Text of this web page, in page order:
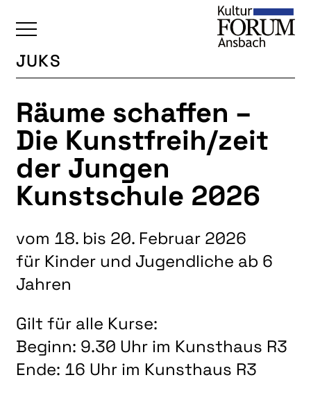
ÜBERSICHT
KALENDER
UNSERE BEREICHE
BAUKULTUR
BILDENDE KUNST
INTERKULTUR
JUNGE KUNSTSCHULE
KUNSTREISEN
LITERATUR
MUSIK
NATUR & STRUKTUR
JUKS
Räume schaffen –
Die Kunstfreih/zeit
der Jungen
Kunstschule 2026
vom 18. bis 20. Februar 2026
für Kinder und Jugendliche ab 6
Jahren
Gilt für alle Kurse:
Beginn: 9.30 Uhr im Kunsthaus R3
Ende: 16 Uhr im Kunsthaus R3